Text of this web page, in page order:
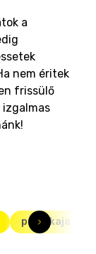
a
nem éritek
frissülő
partykaja